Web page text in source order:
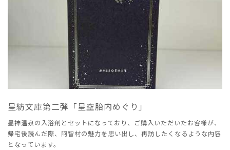
星紡文庫第二弾「星空胎内めぐり」
昼神温泉の入浴剤とセットになっており、ご購入いただいたお客様が、
帰宅後読んだ際、阿智村の魅力を思い出し、再訪したくなるような内容
となっています。